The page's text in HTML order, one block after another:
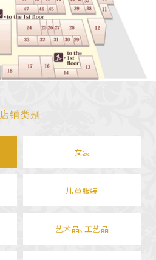
店铺类别
女装
儿童服装
艺术品､工艺品